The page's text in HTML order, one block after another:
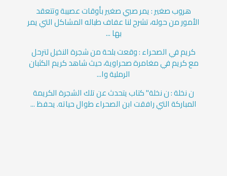
هروب صغير : يمر صبي صغير بأوقات عصيبة وتتعقد
الأمور من حوله، تشرح لنا عفاف طباله المشاكل التي يمر
بها ...
كريم في الصحراء : وقعت بلحة من شجرة النخيل لترحل
مع كريم في مغامرة صحراوية، حيث شاهد كريم الكثبان
الرملية وا...
ن نخلة : ن نخلة" كتاب يتحدث عن تلك الشجرة الكريمة
المباركة التي رافقت ابن الصحراء طوال حياته. يحفظ ...